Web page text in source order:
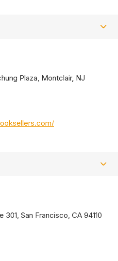
Plaza, Montclair, NJ
301, San Francisco, CA 94110